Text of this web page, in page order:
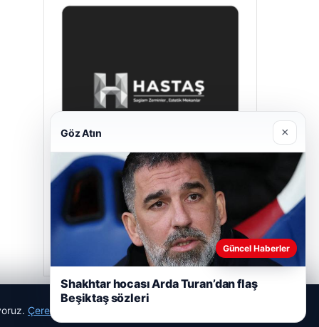
Enes Kaplan Avukatlık Bürosu
28/04/2026
Çerez Politikamız
Göz Atın ×
Güncel Haberler
Shakhtar hocası Arda Turan’dan flaş
Beşiktaş sözleri